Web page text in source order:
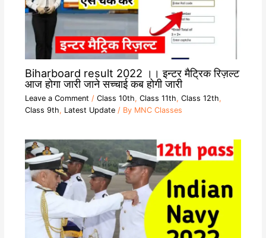
Biharboard result 2022 ।। इन्टर मैट्रिक रिज़ल्ट
आज होगा जारी जाने सच्चाई कब होगी जारी
Leave a Comment / Class 10th, Class 11th, Class 12th,
Class 9th, Latest Update/ By MNC Classes